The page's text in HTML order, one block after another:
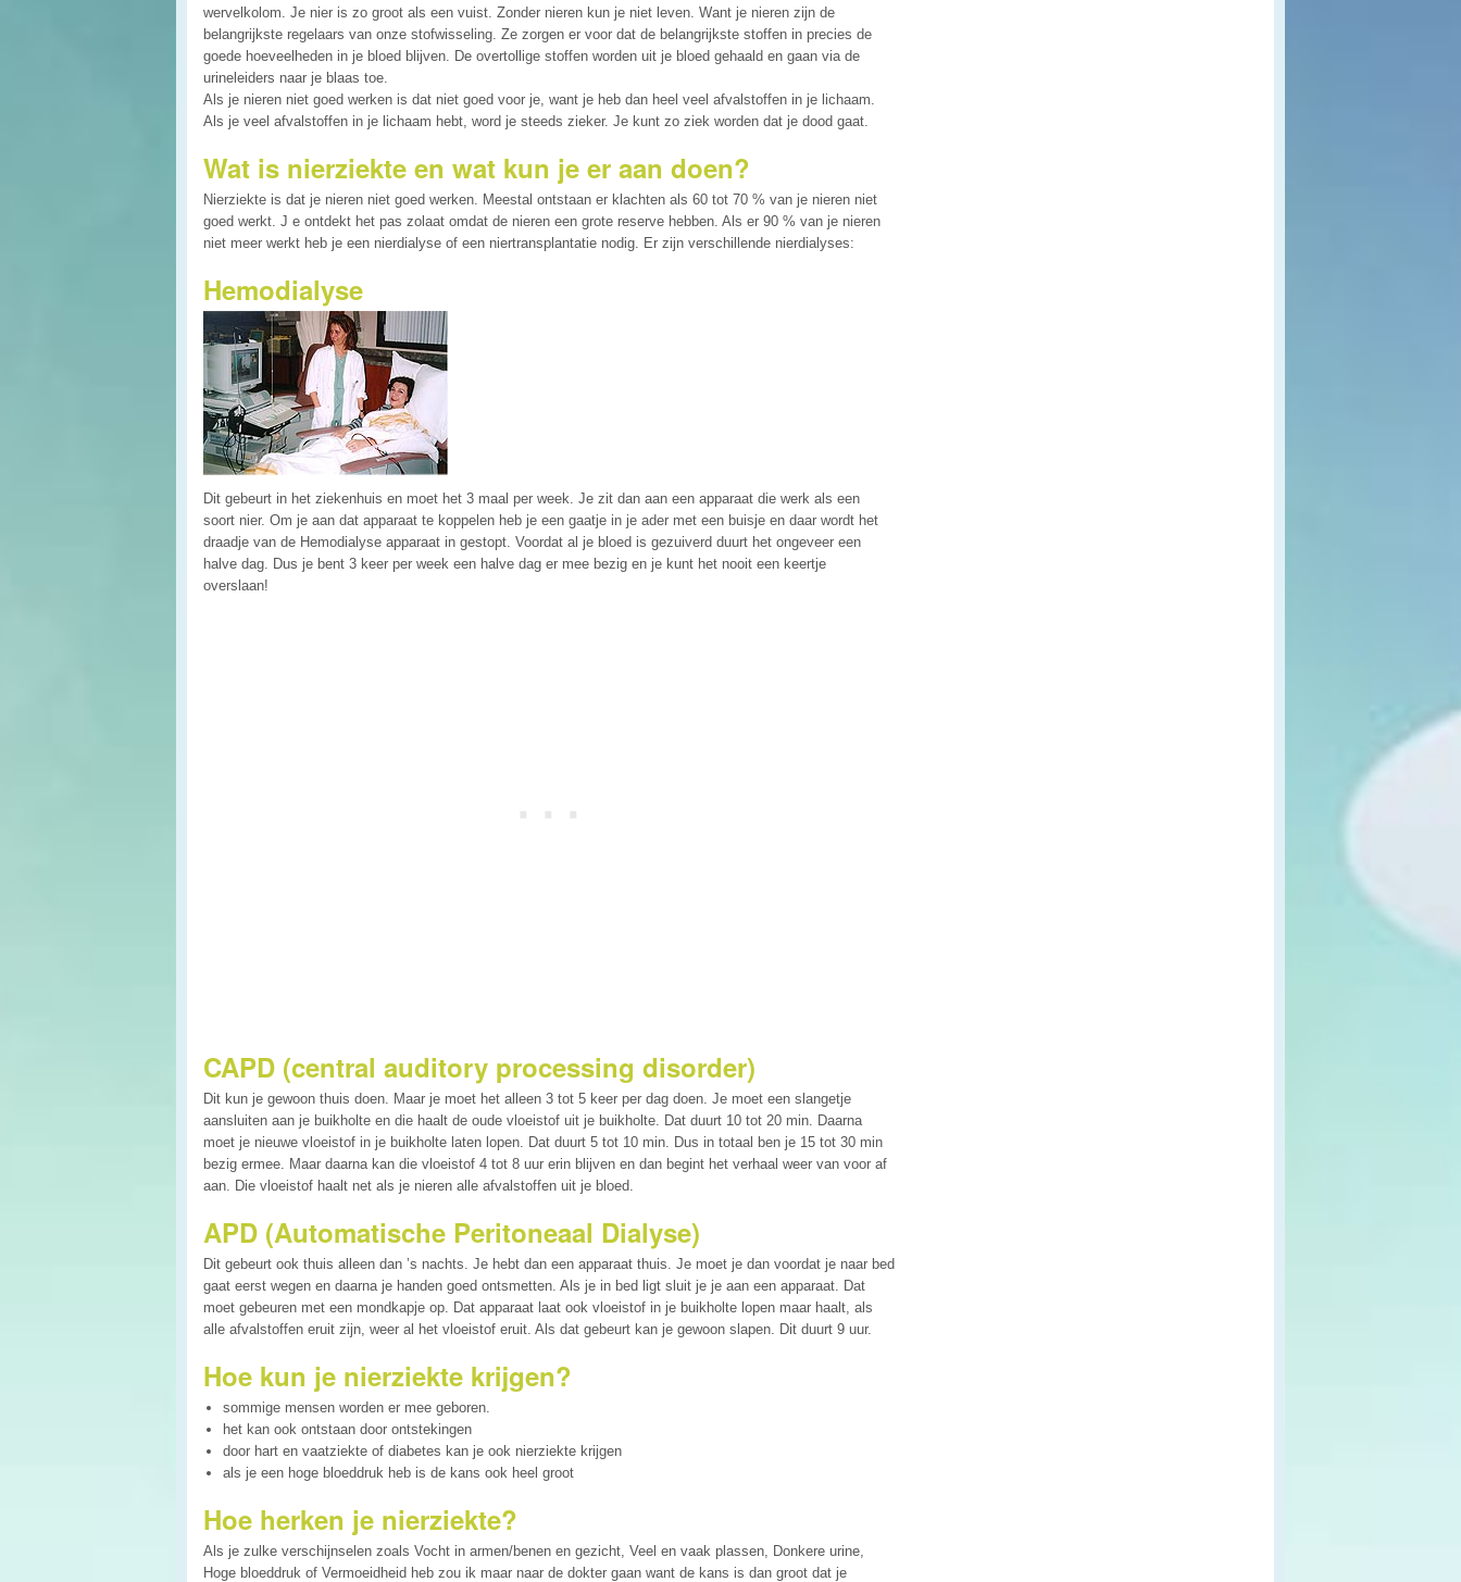
wervelkolom. Je nier is zo groot als een vuist. Zonder nieren kun je niet leven. Want je nieren zijn de
belangrijkste regelaars van onze stofwisseling. Ze zorgen er voor dat de belangrijkste stoffen in precies de
goede hoeveelheden in je bloed blijven. De overtollige stoffen worden uit je bloed gehaald en gaan via de
urineleiders naar je blaas toe.
Als je nieren niet goed werken is dat niet goed voor je, want je heb dan heel veel afvalstoffen in je lichaam.
Als je veel afvalstoffen in je lichaam hebt, word je steeds zieker. Je kunt zo ziek worden dat je dood gaat.
Wat is nierziekte en wat kun je er aan doen?
Nierziekte is dat je nieren niet goed werken. Meestal ontstaan er klachten als 60 tot 70 % van je nieren niet
goed werkt. J e ontdekt het pas zolaat omdat de nieren een grote reserve hebben. Als er 90 % van je nieren
niet meer werkt heb je een nierdialyse of een niertransplantatie nodig. Er zijn verschillende nierdialyses:
Hemodialyse
Dit gebeurt in het ziekenhuis en moet het 3 maal per week. Je zit dan aan een apparaat die werk als een
soort nier. Om je aan dat apparaat te koppelen heb je een gaatje in je ader met een buisje en daar wordt het
draadje van de Hemodialyse apparaat in gestopt. Voordat al je bloed is gezuiverd duurt het ongeveer een
halve dag. Dus je bent 3 keer per week een halve dag er mee bezig en je kunt het nooit een keertje
overslaan!
CAPD (central auditory processing disorder)
Dit kun je gewoon thuis doen. Maar je moet het alleen 3 tot 5 keer per dag doen. Je moet een slangetje
aansluiten aan je buikholte en die haalt de oude vloeistof uit je buikholte. Dat duurt 10 tot 20 min. Daarna
moet je nieuwe vloeistof in je buikholte laten lopen. Dat duurt 5 tot 10 min. Dus in totaal ben je 15 tot 30 min
bezig ermee. Maar daarna kan die vloeistof 4 tot 8 uur erin blijven en dan begint het verhaal weer van voor af
aan. Die vloeistof haalt net als je nieren alle afvalstoffen uit je bloed.
APD (Automatische Peritoneaal Dialyse)
Dit gebeurt ook thuis alleen dan ’s nachts. Je hebt dan een apparaat thuis. Je moet je dan voordat je naar bed
gaat eerst wegen en daarna je handen goed ontsmetten. Als je in bed ligt sluit je je aan een apparaat. Dat
moet gebeuren met een mondkapje op. Dat apparaat laat ook vloeistof in je buikholte lopen maar haalt, als
alle afvalstoffen eruit zijn, weer al het vloeistof eruit. Als dat gebeurt kan je gewoon slapen. Dit duurt 9 uur.
Hoe kun je nierziekte krijgen?
sommige mensen worden er mee geboren.
het kan ook ontstaan door ontstekingen
door hart en vaatziekte of diabetes kan je ook nierziekte krijgen
als je een hoge bloeddruk heb is de kans ook heel groot
Hoe herken je nierziekte?
Als je zulke verschijnselen zoals Vocht in armen/benen en gezicht, Veel en vaak plassen, Donkere urine,
Hoge bloeddruk of Vermoeidheid heb zou ik maar naar de dokter gaan want de kans is dan groot dat je